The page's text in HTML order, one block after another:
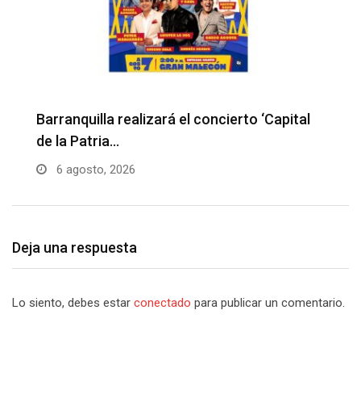
Barranquilla realizará el concierto ‘Capital
de la Patria…
6 agosto, 2026
Deja una respuesta
Lo siento, debes estar conectado para publicar un comentario.